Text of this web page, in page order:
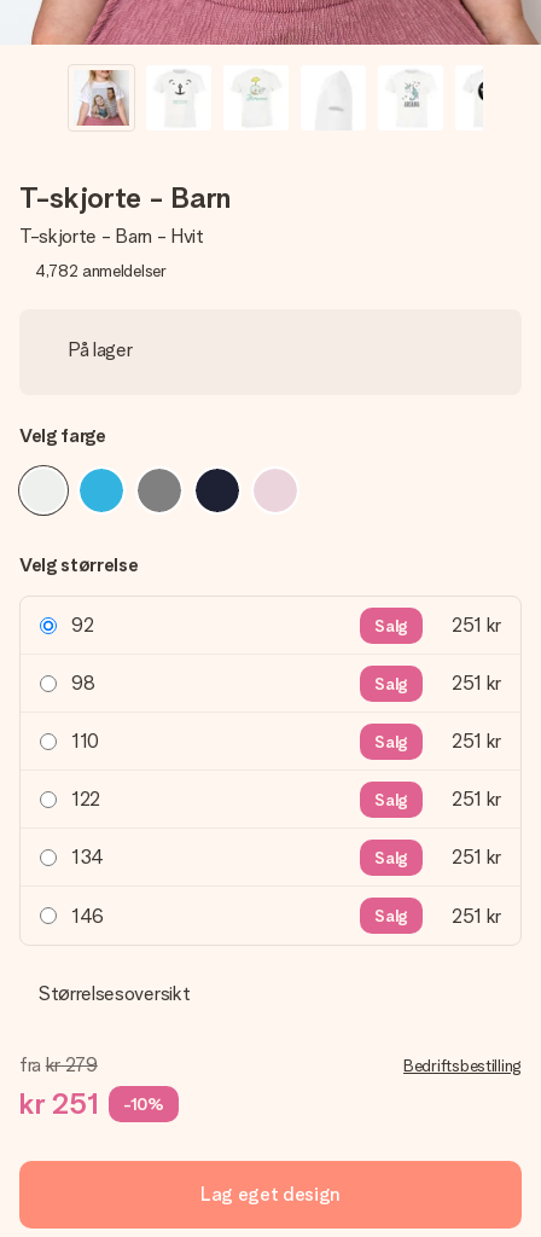
T-skjorte - Barn
T-skjorte - Barn - Hvit
4,782 anmeldelser
På lager
Velg farge
Velg størrelse
92 Salg 251 kr
98 Salg 251 kr
110 Salg 251 kr
122 Salg 251 kr
134 Salg 251 kr
146 Salg 251 kr
Størrelsesoversikt
fra kr 279
kr 251 -10%
Bedriftsbestilling
Lag eget design